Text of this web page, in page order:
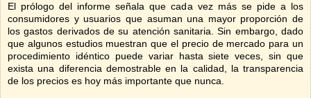
El prólogo del informe señala que cada vez más se pide a los
consumidores y usuarios que asuman una mayor proporción de
los gastos derivados de su atención sanitaria. Sin embargo, dado
que algunos estudios muestran que el precio de mercado para un
procedimiento idéntico puede variar hasta siete veces, sin que
exista una diferencia demostrable en la calidad, la transparencia
de los precios es hoy más importante que nunca.